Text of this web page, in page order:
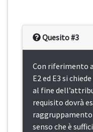
Quesito #3
Con riferimento
E2 ed E3 si
al fine
requisito dovrà
senso che è